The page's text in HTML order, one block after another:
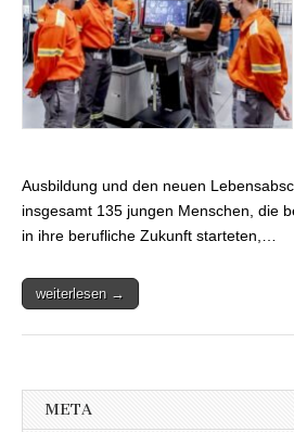
Ausbildung und den neuen
insgesamt 135 jungen Menschen, die
in ihre berufliche Zukunft starteten,…
weiterlesen →
META